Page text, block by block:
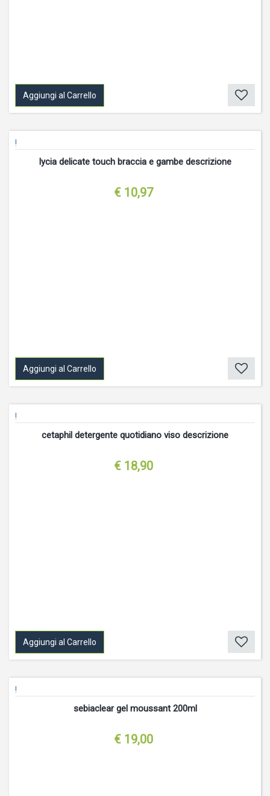
Aggiungi al Carrello
!
lycia delicate touch braccia e gambe descrizione
€ 10,97
Aggiungi al Carrello
!
cetaphil detergente quotidiano viso descrizione
€ 18,90
Aggiungi al Carrello
!
sebiaclear gel moussant 200ml
€ 19,00